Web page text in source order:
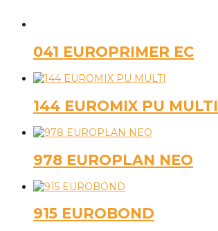
041 EUROPRIMER EC
144 EUROMIX PU MULTI
978 EUROPLAN NEO
915 EUROBOND